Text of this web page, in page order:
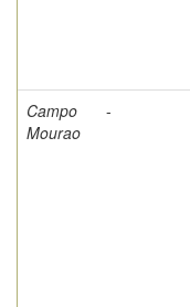
Campo
Mourao
-